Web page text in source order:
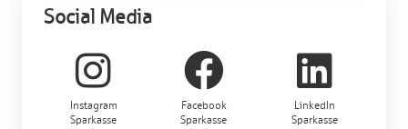
Social Media
Instagram
Sparkasse
Facebook
Sparkasse
LinkedIn
Sparkasse